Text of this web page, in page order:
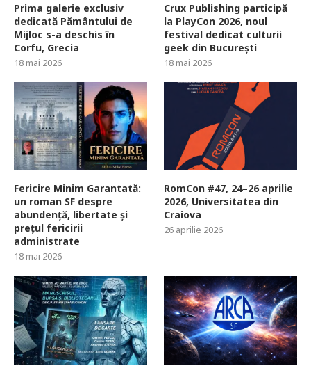
Prima galerie exclusiv
dedicată Pământului de
Mijloc s-a deschis în
Corfu, Grecia
18 mai 2026
Crux Publishing participă
la PlayCon 2026, noul
festival dedicat culturii
geek din București
18 mai 2026
Fericire Minim Garantată:
un roman SF despre
abundență, libertate și
prețul fericirii
administrate
18 mai 2026
RomCon #47, 24–26 aprilie
2026, Universitatea din
Craiova
26 aprilie 2026